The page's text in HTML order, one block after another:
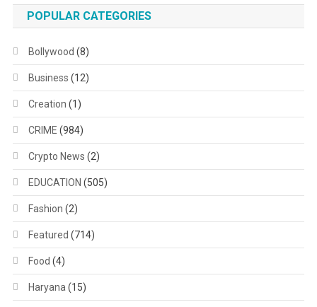
POPULAR CATEGORIES
Bollywood (8)
Business (12)
Creation (1)
CRIME (984)
Crypto News (2)
EDUCATION (505)
Fashion (2)
Featured (714)
Food (4)
Haryana(15)